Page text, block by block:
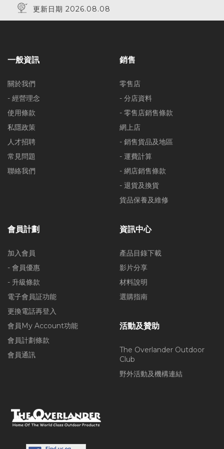
更新日期 2026.08.08
一般資訊
關於我們
- 經營理念
使用條款
私隱政策
人才招聘
常見問題
聯絡我們
銷售
零售店
- 分店資料
- 零售店銷售條款
網上店
- 銷售貨品及地區
- 運費計算
- 網店銷售條款
- 退貨及換貨
貨品保養及維修
會員計劃
加入會員
- 會員優惠
- 升級條款
電子會員証功能
更換電話再登入
會員My Account功能
會員計劃條款
會員通訊
資訊中心
產品目錄下載
影片分享
材料說明
選購指南
活動及贊助
The Overlander Outdoor
Club
野外活動及機構連結